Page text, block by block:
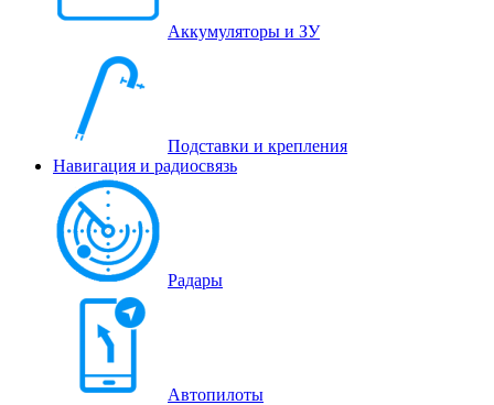
Аккумуляторы и ЗУ
Подставки и крепления
Навигация и радиосвязь
Радары
Автопилоты